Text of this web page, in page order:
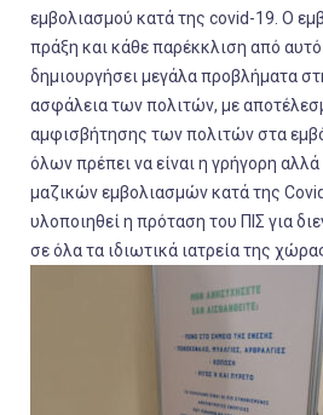
εμβολιασμού κατά της covid-19. Ο
πράξη και κάθε παρέκκλιση από
δημιουργήσει μεγάλα προβλήματα
ασφάλεια των πολιτών, με
αμφισβήτησης των πολιτών στα
όλων πρέπει να είναι η γρήγορη
μαζικών εμβολιασμών κατά της
υλοποιηθεί η πρόταση του ΠΙΣ για
σε όλα τα ιδιωτικά ιατρεία της